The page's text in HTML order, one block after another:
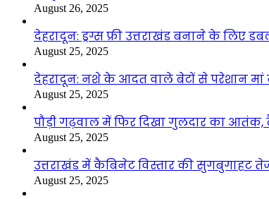
August 26, 2025
देहरादून: ड्रग्स फ्री उत्तराखंड बनाने के
August 25, 2025
देहरादून: नशे के आदत वाले बेटों से परेशान
August 25, 2025
पौड़ी गढ़वाल में फिर दिखा गुलदार का
August 25, 2025
उत्तराखंड में कैबिनेट विस्तार की सुगबुगाहट
August 25, 2025